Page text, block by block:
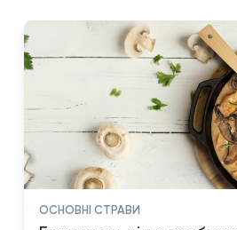
ОСНОВНІ СТРАВИ